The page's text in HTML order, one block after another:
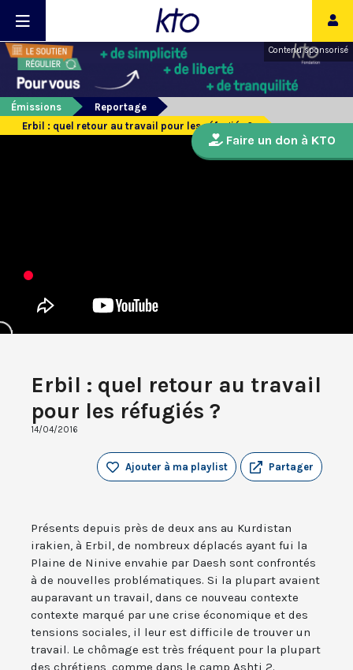
Contenu sponsorisé
Émissions
Reportage
Erbil : quel retour au travail pour les réfugiés ?
Erbil : quel retour au travail
pour les réfugiés ?
14/04/2016
Partager
Ajouter à ma playlist
Présents depuis près de deux ans au Kurdistan
irakien, à Erbil, de nombreux déplacés ayant fui la
Plaine de Ninive envahie par Daesh sont confrontés
à de nouvelles problématiques. Si la plupart avaient
auparavant un travail, dans ce nouveau contexte
contexte marqué par une crise économique et des
tensions sociales, il leur est difficile de trouver un
travail. Le chômage est très fréquent pour la plupart
des chrétiens, comme dans le camp Ashti 2.
Faire un don à KTO